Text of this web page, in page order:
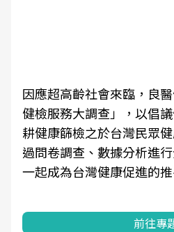
因應超高齡社會來臨，良
健檢服務大調查」，以倡
耕健康篩檢之於台灣民眾
過問卷調查、數據分析進
一起成為台灣健康促進的推
前往專